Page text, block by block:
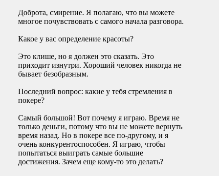
Доброта, смирение. Я полагаю, что вы можете
многое почувствовать с самого начала разговора.
Какое у вас определение красоты?
Это клише, но я должен это сказать. Это
приходит изнутри. Хороший человек никогда не
бывает безобразным.
Последний вопрос: какие у тебя стремления в
покере?
Самый большой! Вот почему я играю. Время не
только деньги, потому что вы не можете вернуть
время назад. Но в покере все по-другому, и я
очень конкурентоспособен. Я играю, чтобы
попытаться выиграть самые большие
достижения. Зачем еще кому-то это делать?